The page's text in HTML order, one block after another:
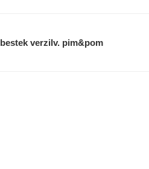
bestek verzilv. pim&pom